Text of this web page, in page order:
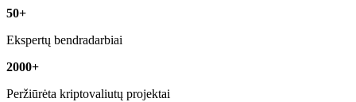
50+
Ekspertų bendradarbiai
2000+
Peržiūrėta kriptovaliutų projektai